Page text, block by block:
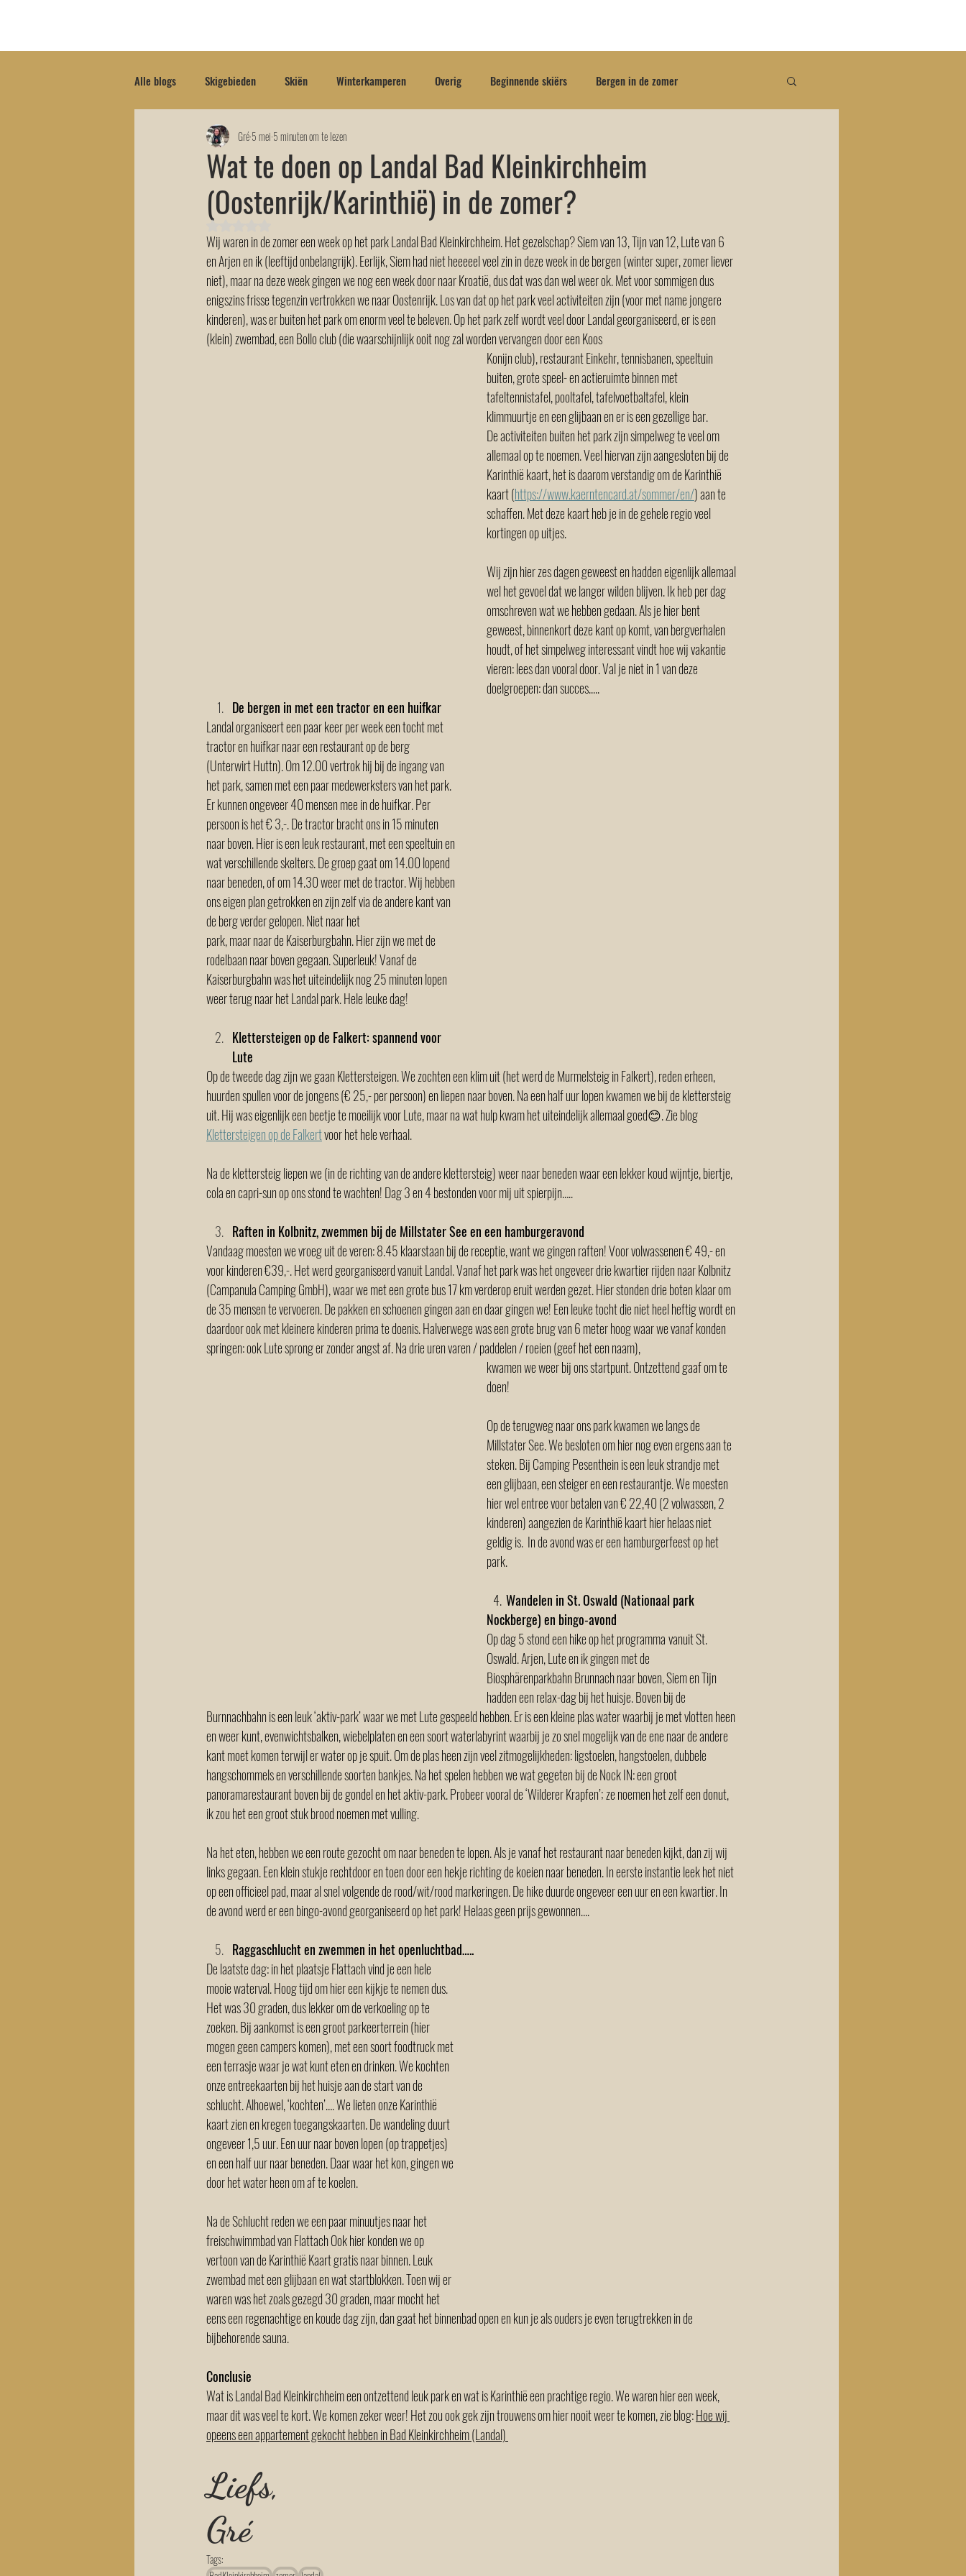
Alle blogs Skigebieden Skiën Winterkamperen Overig Beginnende skiërs Bergen in de zomer
Wat te doen op Landal Bad Kleinkirchheim
(Oostenrijk/Karinthië) in de zomer?
Gré5 mei 5 minuten om te lezen
Wij waren in de zomer een week op het park Landal Bad Kleinkirchheim. Het gezelschap? Siem van 13, Tijn van 12, Lute van 6
en Arjen en ik (leeftijd onbelangrijk). Eerlijk, Siem had niet heeeeel veel zin in deze week in de bergen (winter super, zomer liever
niet), maar na deze week gingen we nog een week door naar Kroatië, dus dat was dan wel weer ok. Met voor sommigen dus
enigszins frisse tegenzin vertrokken we naar Oostenrijk. Los van dat op het park veel activiteiten zijn (voor met name jongere
kinderen), was er buiten het park om enorm veel te beleven. Op het park zelf wordt veel door Landal georganiseerd, er is een
(klein) zwembad, een Bollo club (die waarschijnlijk ooit nog zal worden vervangen door een Koos
Konijn club), restaurant Einkehr, tennisbanen, speeltuin
buiten, grote speel- en actieruimte binnen met
tafeltennistafel, pooltafel, tafelvoetbaltafel, klein
klimmuurtje en een glijbaan en er is een gezellige bar.
De activiteiten buiten het park zijn simpelweg te veel om
allemaal op te noemen. Veel hiervan zijn aangesloten bij de
Karinthië kaart, het is daarom verstandig om de Karinthië
kaart (https://www.kaerntencard.at/sommer/en/) aan te
schaffen. Met deze kaart heb je in de gehele regio veel
kortingen op uitjes.
Wij zijn hier zes dagen geweest en hadden eigenlijk allemaal
wel het gevoel dat we langer wilden blijven. Ik heb per dag
omschreven wat we hebben gedaan. Als je hier bent
geweest, binnenkort deze kant op komt, van bergverhalen
houdt, of het simpelweg interessant vindt hoe wij vakantie
vieren: lees dan vooral door. Val je niet in 1 van deze
doelgroepen: dan succes.....
De bergen in met een tractor en een huifkar
Landal organiseert een paar keer per week een tocht met
tractor en huifkar naar een restaurant op de berg
(Unterwirt Huttn). Om 12.00 vertrok hij bij de ingang van
het park, samen met een paar medewerksters van het park.
Er kunnen ongeveer 40 mensen mee in de huifkar. Per
persoon is het € 3,-. De tractor bracht ons in 15 minuten
naar boven. Hier is een leuk restaurant, met een speeltuin en
wat verschillende skelters. De groep gaat om 14.00 lopend
naar beneden, of om 14.30 weer met de tractor. Wij hebben
ons eigen plan getrokken en zijn zelf via de andere kant van
de berg verder gelopen. Niet naar het
park, maar naar de Kaiserburgbahn. Hier zijn we met de
rodelbaan naar boven gegaan. Superleuk! Vanaf de
Kaiserburgbahn was het uiteindelijk nog 25 minuten lopen
weer terug naar het Landal park. Hele leuke dag!
Klettersteigen op de Falkert: spannend voor
Lute
Op de tweede dag zijn we gaan Klettersteigen. We zochten een klim uit (het werd de Murmelsteig in Falkert), reden erheen,
huurden spullen voor de jongens (€ 25,- per persoon) en liepen naar boven. Na een half uur lopen kwamen we bij de klettersteig
uit. Hij was eigenlijk een beetje te moeilijk voor Lute, maar na wat hulp kwam het uiteindelijk allemaal goed😊. Zie blog
Klettersteigen op de Falkert voor het hele verhaal.
Na de klettersteig liepen we (in de richting van de andere klettersteig) weer naar beneden waar een lekker koud wijntje, biertje,
cola en capri-sun op ons stond te wachten! Dag 3 en 4 bestonden voor mij uit spierpijn…..
Raften in Kolbnitz, zwemmen bij de Millstater See en een hamburgeravond
Vandaag moesten we vroeg uit de veren: 8.45 klaarstaan bij de receptie, want we gingen raften! Voor volwassenen € 49,- en
voor kinderen €39,-. Het werd georganiseerd vanuit Landal. Vanaf het park was het ongeveer drie kwartier rijden naar Kolbnitz
(Campanula Camping GmbH), waar we met een grote bus 17 km verderop eruit werden gezet. Hier stonden drie boten klaar om
de 35 mensen te vervoeren. De pakken en schoenen gingen aan en daar gingen we! Een leuke tocht die niet heel heftig wordt en
daardoor ook met kleinere kinderen prima te doenis. Halverwege was een grote brug van 6 meter hoog waar we vanaf konden
springen: ook Lute sprong er zonder angst af. Na drie uren varen / paddelen / roeien (geef het een naam),
kwamen we weer bij ons startpunt. Ontzettend gaaf om te
doen!
Op de terugweg naar ons park kwamen we langs de
Millstater See. We besloten om hier nog even ergens aan te
steken. Bij Camping Pesenthein is een leuk strandje met
een glijbaan, een steiger en een restaurantje. We moesten
hier wel entree voor betalen van € 22,40 (2 volwassen, 2
kinderen) aangezien de Karinthië kaart hier helaas niet
geldig is.  In de avond was er een hamburgerfeest op het
park.
   4.
Wandelen in St. Oswald (Nationaal park
Nockberge) en bingo-avond
Op dag 5 stond een hike op het programmavanuit St.
Oswald. Arjen, Lute en ik gingen met de
Biosphärenparkbahn Brunnach naar boven, Siem en Tijn
hadden een relax-dag bij het huisje. Boven bij de
Burnnachbahn is een leuk ‘aktiv-park’ waar we met Lute gespeeld hebben. Er is een kleine plas water waarbij je met vlotten heen
en weer kunt, evenwichtsbalken, wiebelplaten en een soort waterlabyrint waarbij je zo snel mogelijk van de ene naar de andere
kant moet komen terwijl er water op je spuit. Om de plas heen zijn veel zitmogelijkheden: ligstoelen, hangstoelen, dubbele
hangschommels en verschillende soorten bankjes. Na het spelen hebben we wat gegeten bij de Nock IN: een groot
panoramarestaurant boven bij de gondel en het aktiv-park. Probeer vooral de ‘Wilderer Krapfen’; ze noemen het zelf een donut,
ik zou het een groot stuk brood noemen met vulling.
Na het eten, hebben we een route gezocht om naar beneden te lopen. Als je vanaf het restaurant naar beneden kijkt, dan zij wij
links gegaan. Een klein stukje rechtdoor en toen door een hekje richting de koeien naar beneden. In eerste instantie leek het niet
op een officieel pad, maar al snel volgende de rood/wit/rood markeringen. De hike duurde ongeveer een uur en een kwartier. In
de avond werd er een bingo-avond georganiseerd op het park! Helaas geen prijs gewonnen….
Raggaschlucht en zwemmen in het openluchtbad…..
De laatste dag: in het plaatsje Flattach vind je een hele
mooie waterval. Hoog tijd om hier een kijkje te nemen dus.
Het was 30 graden, dus lekker om de verkoeling op te
zoeken. Bij aankomst is een groot parkeerterrein (hier
mogen geen campers komen), met een soort foodtruck met
een terrasje waar je wat kunt eten en drinken. We kochten
onze entreekaarten bij het huisje aan de start van de
schlucht. Alhoewel, ‘kochten’…. We lieten onze Karinthië
kaart zien en kregen toegangskaarten. De wandeling duurt
ongeveer 1,5 uur. Een uur naar boven lopen (op trappetjes)
en een half uur naar beneden. Daar waar het kon, gingen we
door het water heen om af te koelen.
Na de Schlucht reden we een paar minuutjes naar het
freischwimmbad van Flattach Ook hier konden we op
vertoon van de Karinthië Kaart gratis naar binnen. Leuk
zwembad met een glijbaan en wat startblokken. Toen wij er
waren was het zoals gezegd 30 graden, maar mocht het
eens een regenachtige en koude dag zijn, dan gaat het binnenbad open en kun je als ouders je even terugtrekken in de
bijbehorende sauna.
Conclusie
Wat is Landal Bad Kleinkirchheim een ontzettend leuk park en wat is Karinthië een prachtige regio. We waren hier een week,
maar dit was veel te kort. We komen zeker weer! Het zou ook gek zijn trouwens om hier nooit weer te komen, zie blog: Hoe wij
opeens een appartement gekocht hebben in Bad Kleinkirchheim (Landal)
Liefs,
Gré
Tags: